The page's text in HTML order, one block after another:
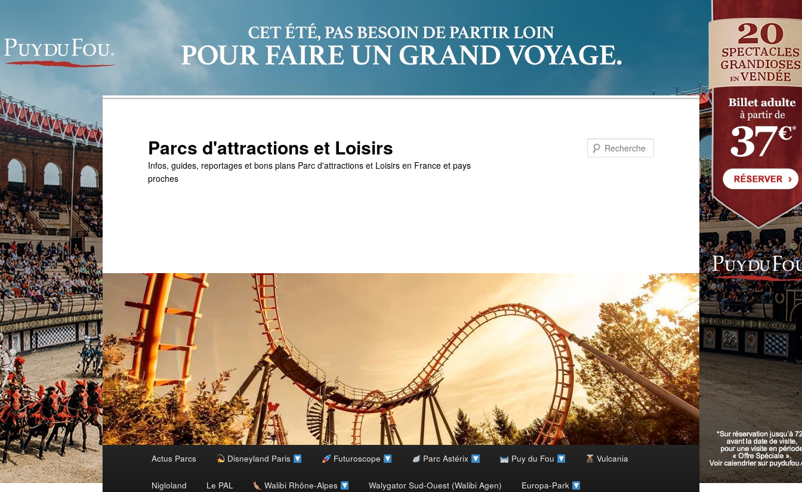
Parcs d'attractions et Loisirs
Infos, guides, reportages et bons plans Parc d'attractions et Loisirs en France et pays
proches
Recherche
Aller
Actus Parcs Disneyland Paris Futuroscope Parc Astérix Puy du Fou Vulcania
Nigloland Le PAL Walibi Rhône-Alpes Walygator Sud-Ouest (Walibi Agen) Europa-Park